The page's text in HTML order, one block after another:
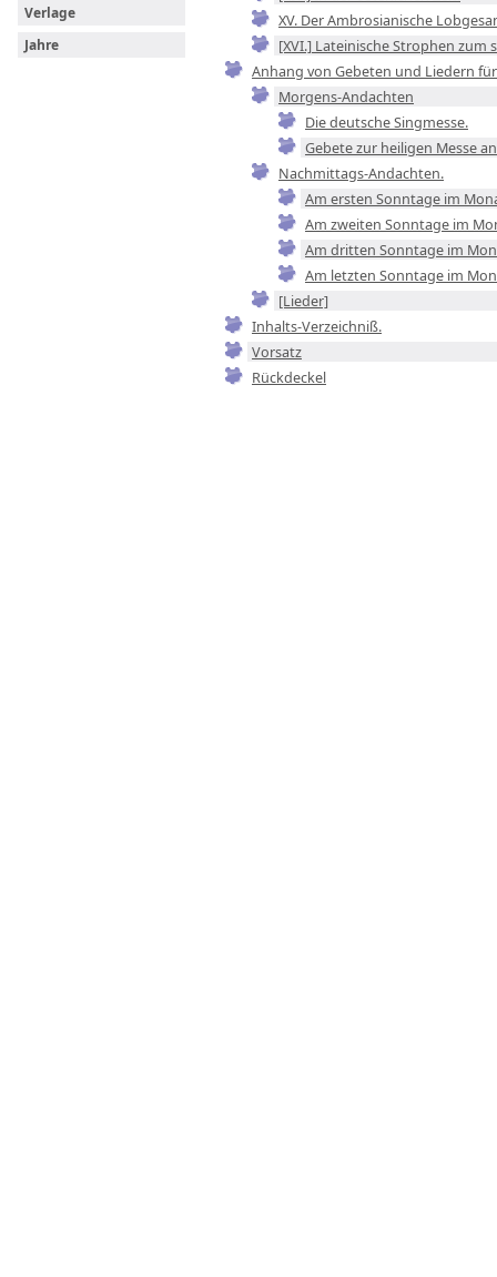
Verlage
Jahre
XV. Der Ambrosianische
[XVI.] Lateinische Strophen zum
Anhang von Gebeten und Liedern
Morgens-Andachten
Die deutsche Singmesse.
Gebete zur heiligen Messe
Nachmittags-Andachten.
Am ersten Sonntage im
Am zweiten Sonntage im
Am dritten Sonntage im
Am letzten Sonntage im
[Lieder]
Inhalts-Verzeichniß.
Vorsatz
Rückdeckel